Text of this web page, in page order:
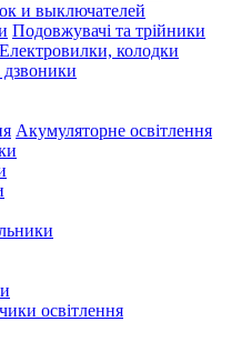
и выключателей
Подовжувачі та трійники
Електровилки, колодки
дзвоники
Акумуляторне освітлення
освітлення